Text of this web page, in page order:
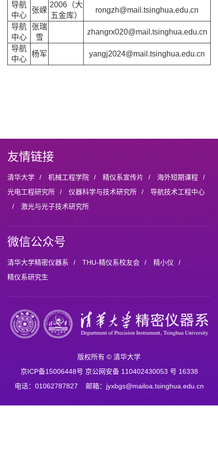
导航
中心
张嵘
2006（大
五金库）
rongzh@mail.tsinghua.edu.cn
导航
中心
张瑞
雪
zhangrx020@mail.tsinghua.edu.cn
导航
中心
杨军 yangj2024@mail.tsinghua.edu.cn
友情链接
清华大学 / 机械工程学院 / 精仪系宣传片 / 海外短期课程
/
光电工程研究所
/ 仪器科学与技术研究所 /
导航技术工程中心
/
激光与光子技术研究所
微信公众号
清华大学精密仪器系 / THU-精仪系校友会 / 精小仪
/
精仪系研究生
版权所有 © 清华大学
京ICP备15006448号 京公网安备 110402430053 号 16338
电话：01062787827 邮箱：jyxbgs@mailoa.tsinghua.edu.cn